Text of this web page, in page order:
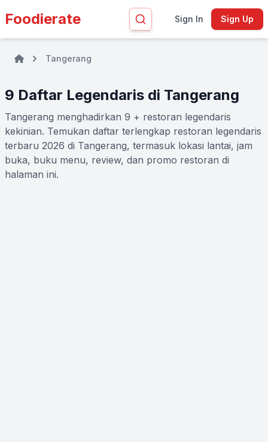
Foodierate Sign In Sign Up
Tangerang
9 Daftar Legendaris di Tangerang
Tangerang menghadirkan 9 + restoran legendaris
kekinian. Temukan daftar terlengkap restoran legendaris
terbaru 2026 di Tangerang, termasuk lokasi lantai, jam
buka, buku menu, review, dan promo restoran di
halaman ini.